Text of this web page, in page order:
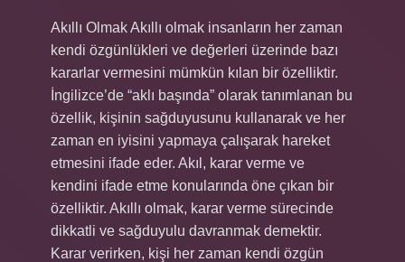
Akıllı Olmak Akıllı olmak insanların her zaman
kendi özgünlükleri ve değerleri üzerinde bazı
kararlar vermesini mümkün kılan bir özelliktir.
İngilizce’de “aklı başında” olarak tanımlanan bu
özellik, kişinin sağduyusunu kullanarak ve her
zaman en iyisini yapmaya çalışarak hareket
etmesini ifade eder. Akıl, karar verme ve
kendini ifade etme konularında öne çıkan bir
özelliktir. Akıllı olmak, karar verme sürecinde
dikkatli ve sağduyulu davranmak demektir.
Karar verirken, kişi her zaman kendi özgün